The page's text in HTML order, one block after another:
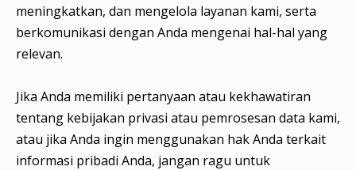
meningkatkan, dan mengelola layanan kami, serta
berkomunikasi dengan Anda mengenai hal-hal yang
relevan.
Jika Anda memiliki pertanyaan atau kekhawatiran
tentang kebijakan privasi atau pemrosesan data kami,
atau jika Anda ingin menggunakan hak Anda terkait
informasi pribadi Anda, jangan ragu untuk